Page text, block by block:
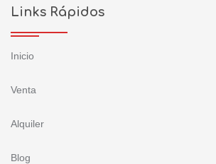
Links Rápidos
Inicio
Venta
Alquiler
Blog